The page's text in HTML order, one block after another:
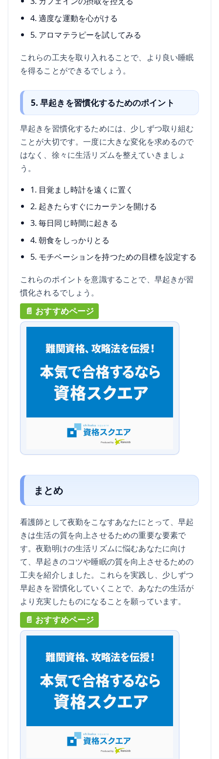
4. 適度な運動を心がける
5. アロマテラピーを試してみる
これらの工夫を取り入れることで、より良い睡眠
を得ることができるでしょう。
5. 早起きを習慣化するためのポイント
早起きを習慣化するためには、少しずつ取り組む
ことが大切です。一度に大きな変化を求めるので
はなく、徐々に生活リズムを整えていきましょ
う。
1. 目覚まし時計を遠くに置く
2. 起きたらすぐにカーテンを開ける
3. 毎日同じ時間に起きる
4. 朝食をしっかりとる
5. モチベーションを持つための目標を設定する
これらのポイントを意識することで、早起きが習
慣化されるでしょう。
まとめ
看護師として夜勤をこなすあなたにとって、早起
きは生活の質を向上させるための重要な要素で
す。夜勤明けの生活リズムに悩むあなたに向け
て、早起きのコツや睡眠の質を向上させるための
工夫を紹介しました。これらを実践し、少しずつ
早起きを習慣化していくことで、あなたの生活が
より充実したものになることを願っています。